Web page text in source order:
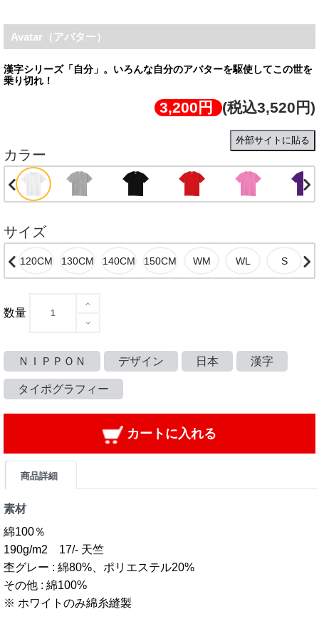
Avatar（アバター）
漢字シリーズ「自分」。いろんな自分のアバターを駆使してこの世を
乗り切れ！
3,200円 (税込3,520円)
外部サイトに貼る
カラー
サイズ
数量
ＮＩＰＰＯＮ デザイン 日本 漢字
タイポグラフィー
カートに入れる
商品詳細
素材
綿100％
190g/m2 17/- 天竺
杢グレー : 綿80%、ポリエステル20%
その他 : 綿100%
※ ホワイトのみ綿糸縫製